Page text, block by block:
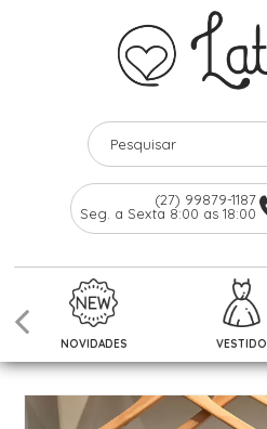
(27) 99879-1187
Seg. a Sexta 8:00 as 18:00
NOVIDADES VESTIDO